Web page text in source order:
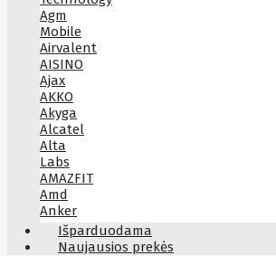
Agm
Mobile
Airvalent
AISINO
Ajax
AKKO
Akyga
Alcatel
Alta
Labs
AMAZFIT
Amd
Anker
Antec
Aoc
Išparduodama
Naujausios prekės